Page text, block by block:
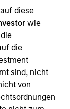
diese
wie
die
sind, nicht
von
with